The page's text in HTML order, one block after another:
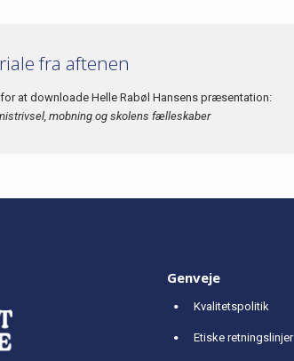
fra aftenen
for at downloade Helle Rabøl Hansens præsentation:
mobning og skolens fælleskaber
Genveje
Kvalitetspolitik
Etiske retningslinjer